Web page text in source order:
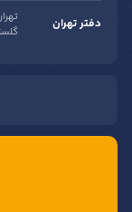
دفتر تهران